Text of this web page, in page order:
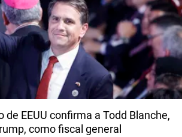
de EEUU confirma a Todd Blanche,
como fiscal general